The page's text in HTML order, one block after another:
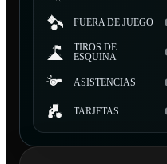
FUERA DE JUEGO
TIROS DE
ESQUINA
ASISTENCIAS
TARJETAS